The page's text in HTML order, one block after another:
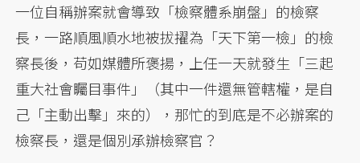
一位自稱辦案就會導致「檢察體系崩盤」的檢察
長，一路順風順水地被拔擢為「天下第一檢」的檢
察長後，苟如媒體所褒揚，上任一天就發生「三起
重大社會矚目事件」（其中一件還無管轄權，是自
己「主動出擊」來的），那忙的到底是不必辦案的
檢察長，還是個別承辦檢察官？